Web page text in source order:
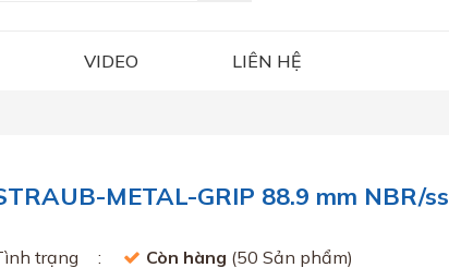
VIDEO LIÊN HỆ
METAL-GRIP 88.9 mm NBR/ss
trạng Còn hàng (50 Sản phẩm)